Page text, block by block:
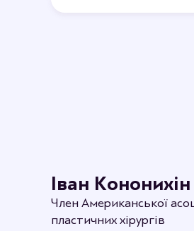
Іван Кононихін
Член Американської
пластичних хірургів